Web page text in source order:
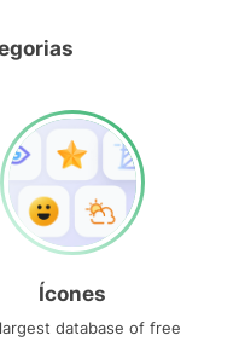
Ícones
database of free